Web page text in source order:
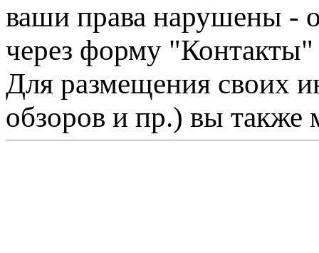
ваши права нарушены -
через форму "Контакты"
Для размещения своих
обзоров и пр.) вы также